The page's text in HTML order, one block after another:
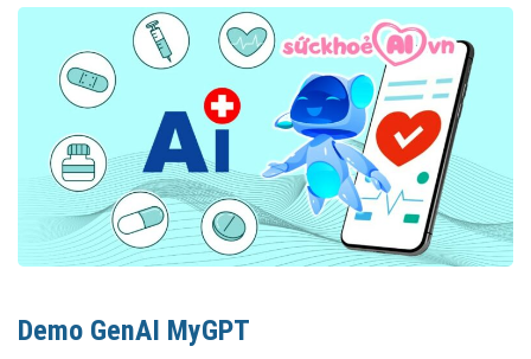
Demo GenAI MyGPT